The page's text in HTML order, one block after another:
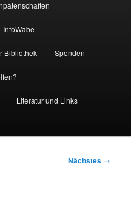
InfoWabe
Bibliothek Spenden
Literatur und Links
Nächstes →